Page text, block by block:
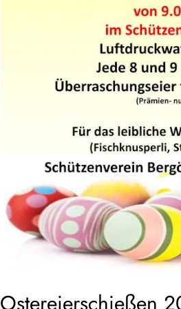
Ostereierschießen